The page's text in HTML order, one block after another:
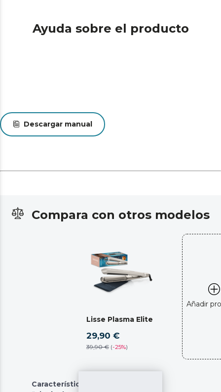
Ayuda sobre el producto
Descargar manual
Compara con otros modelos
Lisse Plasma Elite
29,90 €
39,90 € (-25%)
Añadir
Características